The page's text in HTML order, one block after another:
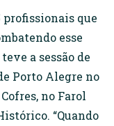
profissionais que
esse
a sessão de
Porto Alegre no
Cofres, no Farol
“Quando